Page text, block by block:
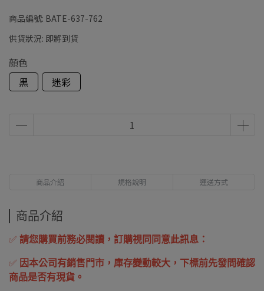
商品編號: BATE-637-762
供貨狀況: 即將到貨
顏色
黑
迷彩
商品介紹 規格說明 運送方式
商品介紹
✅ 請您購買前務必閱讀，訂購視同同意此訊息：
✅ 因本公司有銷售門市，庫存變動較大，下標前先發問確認
商品是否有現貨。